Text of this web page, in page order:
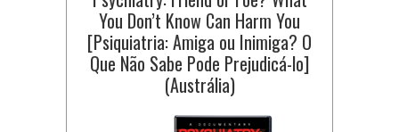
You Don’t Know Can Harm You
[Psiquiatria: Amiga ou Inimiga? O
Que Não Sabe Pode Prejudicá-lo]
(Austrália)